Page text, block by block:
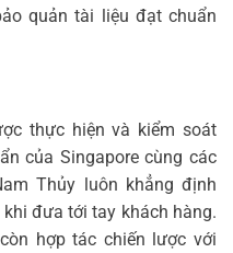
quản tài liệu đạt chuẩn
thực hiện và kiểm soát
của Singapore cùng các
Thủy luôn khẳng định
đưa tới tay khách hàng.
hợp tác chiến lược với